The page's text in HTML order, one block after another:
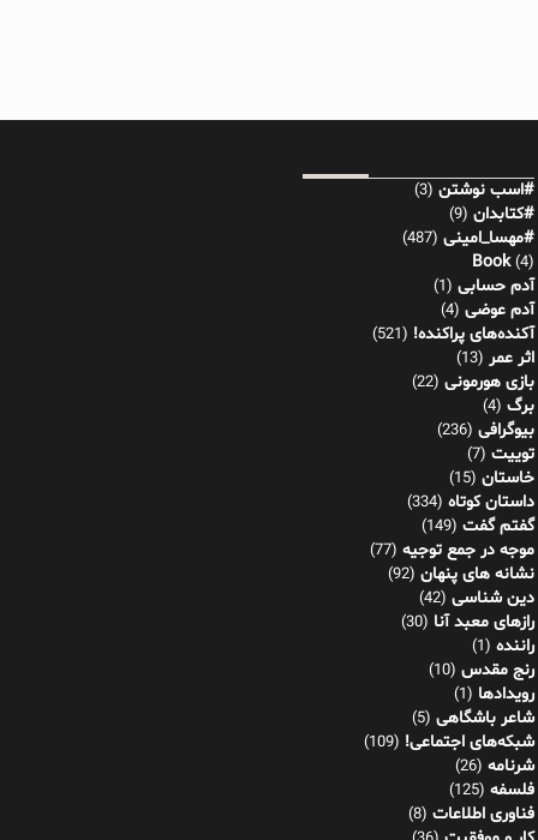
#اسب نوشتن (3)
#کتابدان (9)
#مهسا_امینی (487)
Book(4)
آدم حسابی (1)
آدم عوضی (4)
آکنده‌های پراکنده! (521)
اثر عمر (13)
بازی هورمونی (22)
برگ (4)
بیوگرافی (236)
توییت (7)
خاستان (15)
داستان کوتاه (334)
گفتم گفت (149)
موجه در جمع توجیه (77)
نشانه های پنهان (92)
دین شناسی (42)
رازهای معبد آنا (30)
راننده (1)
رنج مقدس (10)
رویدادها (1)
شاعر باشگاهی (5)
شبکه‌های اجتماعی! (109)
شرنامه (26)
فلسفه (125)
فناوری اطلاعات (8)